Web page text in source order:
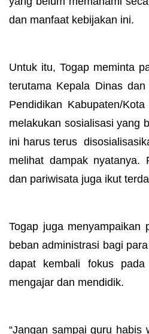
dan manfaat kebijakan ini.
Untuk itu, Togap meminta
terutama Kepala Dinas
Pendidikan Kabupaten/
melakukan sosialisasi yang
ini harus terus
melihat dampak nyatanya.
dan pariwisata juga ikut
Togap juga menyampaikan
beban administrasi bagi
dapat kembali fokus
mengajar dan mendidik.
“Jangan sampai guru habis